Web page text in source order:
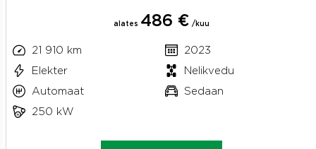
alates 486 € /kuu
21 910 km
2023
Elekter
Nelikvedu
Automaat
Sedaan
250 kW